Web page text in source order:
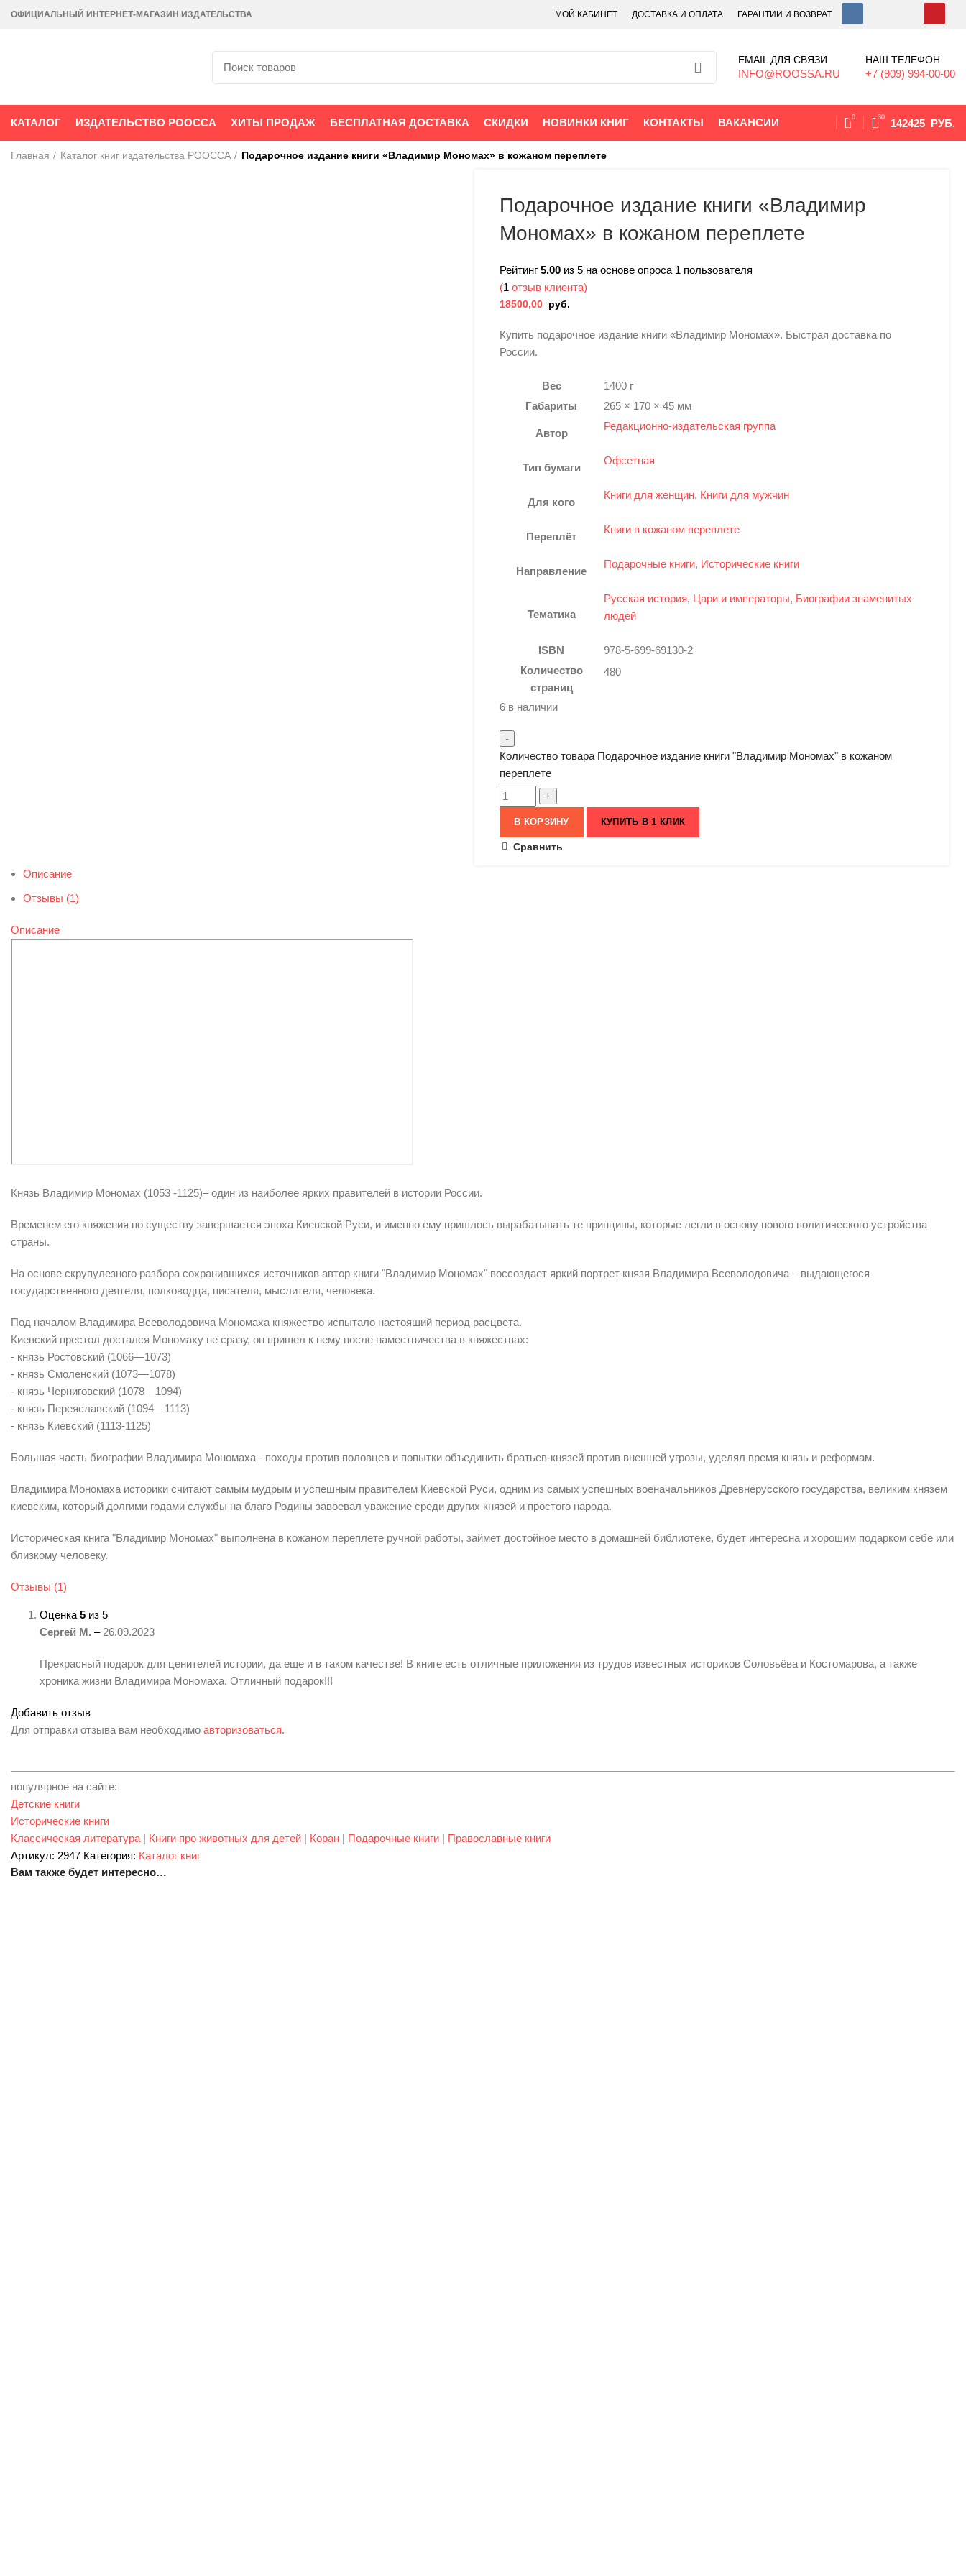
ОФИЦИАЛЬНЫЙ ИНТЕРНЕТ-МАГАЗИН ИЗДАТЕЛЬСТВА МОЙ КАБИНЕТ ДОСТАВКА И ОПЛАТА ГАРАНТИИ И ВОЗВРАТ
EMAIL ДЛЯ СВЯЗИ
INFO@ROOSSA.RU
НАШ ТЕЛЕФОН
+7 (909) 994-00-00
КАТАЛОГ ИЗДАТЕЛЬСТВО РООССА ХИТЫ ПРОДАЖ БЕСПЛАТНАЯ ДОСТАВКА СКИДКИ НОВИНКИ КНИГ КОНТАКТЫ ВАКАНСИИ 0 30 142425 РУБ.
Главная Каталог книг издательства РООССА Подарочное издание книги «Владимир Мономах» в кожаном переплете
Подарочное издание книги «Владимир
Мономах» в кожаном переплете
Рейтинг 5.00 из 5 на основе опроса 1 пользователя
(1 отзыв клиента)
18500,00 руб.
Купить подарочное издание книги «Владимир Мономах». Быстрая доставка по
России.
Вес
1400 г
Габариты
265 × 170 × 45 мм
Автор
Редакционно-издательская группа
Тип бумаги
Офсетная
Для кого
Книги для женщин, Книги для мужчин
Переплёт
Книги в кожаном переплете
Направление
Подарочные книги, Исторические книги
Тематика
Русская история, Цари и императоры, Биографии знаменитых
людей
ISBN
978-5-699-69130-2
Количество
страниц
480
6 в наличии
Количество товара Подарочное издание книги "Владимир Мономах" в кожаном
переплете
В КОРЗИНУ КУПИТЬ В 1 КЛИК
Сравнить
Описание
Отзывы (1)
Описание
Князь Владимир Мономах (1053 -1125)– один из наиболее ярких правителей в истории России.
Временем его княжения по существу завершается эпоха Киевской Руси, и именно ему пришлось вырабатывать те принципы, которые легли в основу нового политического устройства
страны.
На основе скрупулезного разбора сохранившихся источников автор книги "Владимир Мономах" воссоздает яркий портрет князя Владимира Всеволодовича – выдающегося
государственного деятеля, полководца, писателя, мыслителя, человека.
Под началом Владимира Всеволодовича Мономаха княжество испытало настоящий период расцвета.
Киевский престол достался Мономаху не сразу, он пришел к нему после наместничества в княжествах:
- князь Ростовский (1066—1073)
- князь Смоленский (1073—1078)
- князь Черниговский (1078—1094)
- князь Переяславский (1094—1113)
- князь Киевский (1113-1125)
Большая часть биографии Владимира Мономаха - походы против половцев и попытки объединить братьев-князей против внешней угрозы, уделял время князь и реформам.
Владимира Мономаха историки считают самым мудрым и успешным правителем Киевской Руси, одним из самых успешных военачальников Древнерусского государства, великим князем
киевским, который долгими годами службы на благо Родины завоевал уважение среди других князей и простого народа.
Историческая книга "Владимир Мономах" выполнена в кожаном переплете ручной работы, займет достойное место в домашней библиотеке, будет интересна и хорошим подарком себе или
близкому человеку.
Отзывы (1)
Оценка 5 из 5
Сергей М. – 26.09.2023
Прекрасный подарок для ценителей истории, да еще и в таком качестве! В книге есть отличные приложения из трудов известных историков Соловьёва и Костомарова, а также
хроника жизни Владимира Мономаха. Отличный подарок!!!
Добавить отзыв
Для отправки отзыва вам необходимо авторизоваться.
популярное на сайте:
Детские книги
Исторические книги
Классическая литература | Книги про животных для детей | Коран | Подарочные книги | Православные книги
Артикул: 2947 Категория: Каталог книг
Вам также будет интересно…